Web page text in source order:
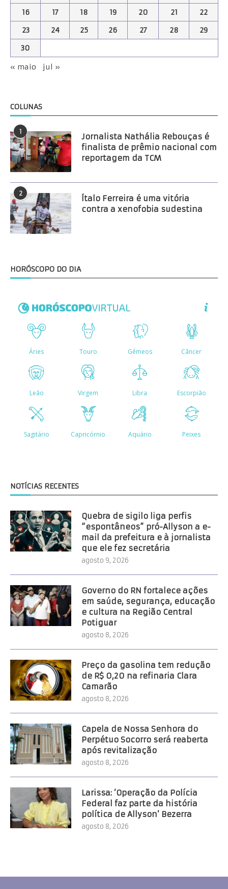
16
17 18 19 20 21
22
23
24 25 26 27 28
29
30
« maio jul »
COLUNAS
1
Jornalista Nathália Rebouças é
finalista de prêmio nacional com
reportagem da TCM
2
Ítalo Ferreira é uma vitória
contra a xenofobia sudestina
HORÓSCOPO DO DIA
NOTÍCIAS RECENTES
Quebra de sigilo liga perfis
“espontâneos” pró-Allyson a e-
mail da prefeitura e à jornalista
que ele fez secretária
agosto 9, 2026
Governo do RN fortalece ações
em saúde, segurança, educação
e cultura na Região Central
Potiguar
agosto 8, 2026
Preço da gasolina tem redução
de R$ 0,20 na refinaria Clara
Camarão
agosto 8, 2026
Capela de Nossa Senhora do
Perpétuo Socorro será reaberta
após revitalização
agosto 8, 2026
Larissa: ‘Operação da Polícia
Federal faz parte da história
política de Allyson’ Bezerra
agosto 8, 2026